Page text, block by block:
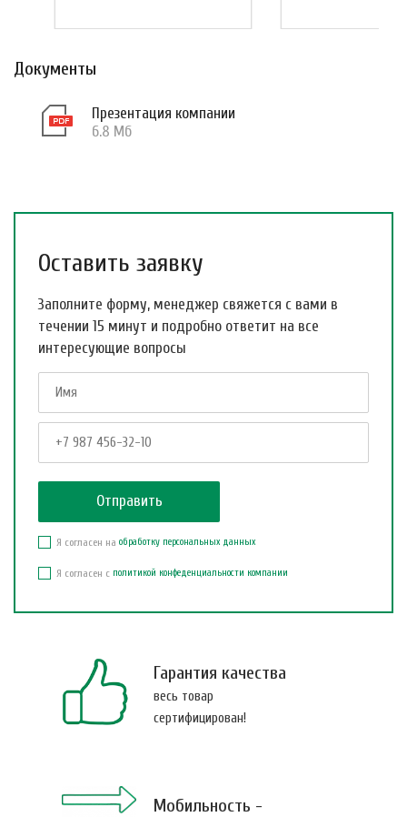
Документы
Презентация компании
6.8 Мб
Оставить заявку
Заполните форму, менеджер свяжется с вами в
течении 15 минут и подробно ответит на все
интересующие вопросы
Я согласен на обработку персональных данных
Я согласен с политикой конфеденциальности компании
Гарантия качества
весь товар
сертифицирован!
Мобильность -